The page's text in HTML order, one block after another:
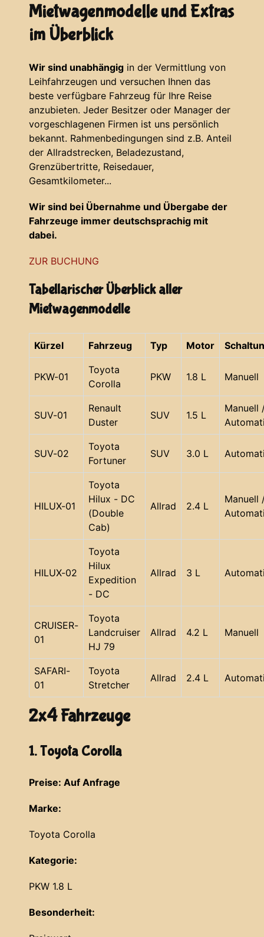
Mietwagenmodelle und Extras
im Überblick
Wir sind unabhängig in der Vermittlung von
Leihfahrzeugen und versuchen Ihnen das
beste verfügbare Fahrzeug für Ihre Reise
anzubieten. Jeder Besitzer oder Manager der
vorgeschlagenen Firmen ist uns persönlich
bekannt. Rahmenbedingungen sind z.B. Anteil
der Allradstrecken, Beladezustand,
Grenzübertritte, Reisedauer,
Gesamtkilometer...
Wir sind bei Übernahme und Übergabe der
Fahrzeuge immer deutschsprachig mit
dabei.
ZUR BUCHUNG
Tabellarischer Überblick aller
Mietwagenmodelle
Kürzel Fahrzeug Typ Motor
PKW-01
Toyota
Corolla
PKW 1.8 L Manuell
SUV-01
Renault
Duster
SUV 1.5 L
Manuell
SUV-02
Toyota
Fortuner
SUV 3.0 L
HILUX-01
Toyota
Hilux - DC
(Double
Cab)
Allrad 2.4 L
Manuell
HILUX-02
Toyota
Hilux
Expedition
- DC
Allrad 3 L
CRUISER-
01
Toyota
Landcruiser
HJ 79
Allrad 4.2 L Manuell
SAFARI-
01
Toyota
Stretcher
Allrad 2.4 L
2x4 Fahrzeuge
1. Toyota Corolla
Preise: Auf Anfrage
Marke:
Toyota Corolla
Kategorie:
PKW 1.8 L
Besonderheit: